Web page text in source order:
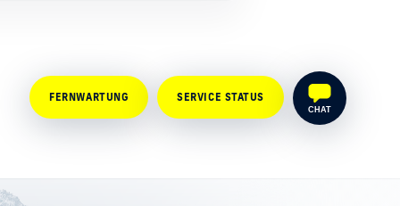
FERNWARTUNG SERVICE STATUS
CHAT